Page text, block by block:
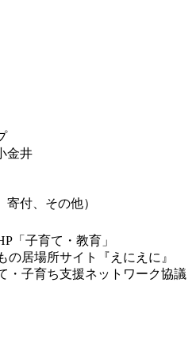
金井
付、その他）
「子育て・教育」
居場所サイト『えにえに』
・子育ち支援ネットワーク協議